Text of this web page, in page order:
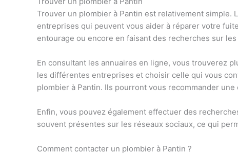
Trouver un plombier à Pantin est relativement simple.
entreprises qui peuvent vous aider à réparer votre fuite
entourage ou encore en faisant des recherches sur les
En consultant les annuaires en ligne, vous trouverez
les différentes entreprises et choisir celle qui vous
plombier à Pantin. Ils pourront vous recommander une
Enfin, vous pouvez également effectuer des recher
souvent présentes sur les réseaux sociaux, ce qui per
Comment contacter un plombier à Pantin ?